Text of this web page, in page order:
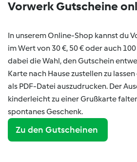
Vorwerk Gutscheine
In unserem Online-Shop kannst du
im Wert von 30 €, 50 € oder auch
dabei die Wahl, den Gutschein
Karte nach Hause zustellen zu
als PDF-Datei auszudrucken. Der
kinderleicht zu einer Grußkarte
spontanes Geschenk.
Zu den Gutscheinen